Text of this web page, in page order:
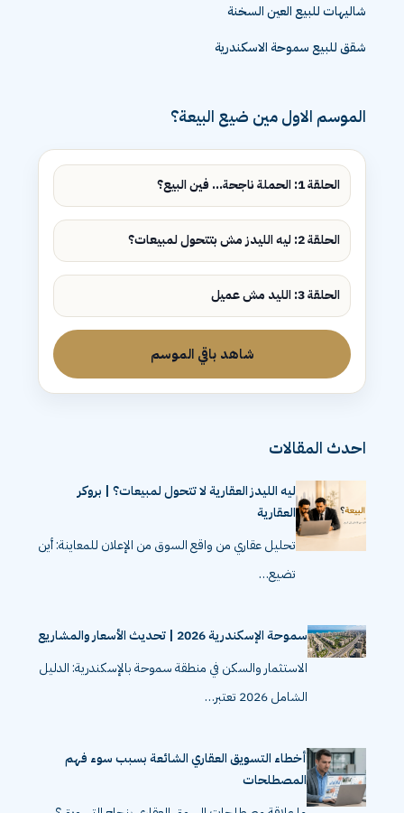
شاليهات للبيع العين السخنة
شقق للبيع سموحة الاسكندرية
الموسم الاول مين ضيع البيعة؟
الحلقة 1: الحملة ناجحة... فين البيع؟
الحلقة 2: ليه الليدز مش بتتحول لمبيعات؟
الحلقة 3: الليد مش عميل
شاهد باقي الموسم
احدث المقالات
ليه الليدز العقارية لا تتحول لمبيعات؟ | بروكر
العقارية
تحليل عقاري من واقع السوق من الإعلان للمعاينة: أين
تضيع…
سموحة الإسكندرية 2026 | تحديث الأسعار والمشاريع
الاستثمار والسكن في منطقة سموحة بالإسكندرية: الدليل
الشامل 2026 تعتبر…
أخطاء التسويق العقاري الشائعة بسبب سوء فهم
المصطلحات